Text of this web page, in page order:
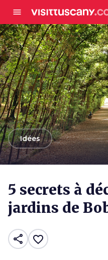
menu
arrow_backIdées
5 secrets à
jardins de
share favorite_border